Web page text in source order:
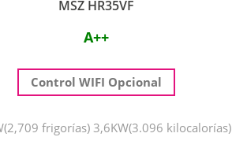
MSZ HR35VF
A++
Control WIFI Opcional
frigorías) 3,6KW(3.096 kilocalorías)